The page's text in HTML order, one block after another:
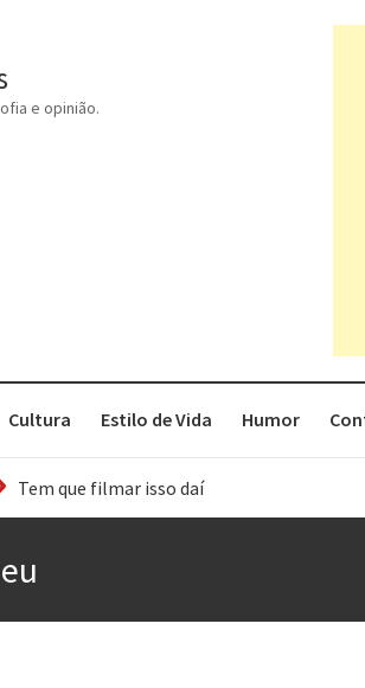
e opinião.
Cultura Estilo de Vida Humor
Tem que filmar isso daí
Aprender a fracassar é o segredo do sucesso
Contardo Calligaris prega o “direito à